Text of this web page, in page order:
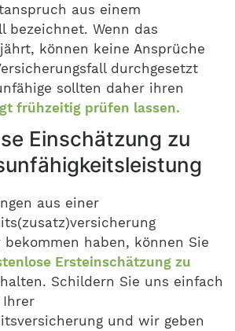
aus einem
bezeichnet. Wenn das
können keine Ansprüche
durchgesetzt
sollten daher ihren
frühzeitig prüfen lassen.
Einschätzung zu
aus einer
bekommen haben, können Sie
Ersteinschätzung zu
Schildern Sie uns einfach
und wir geben